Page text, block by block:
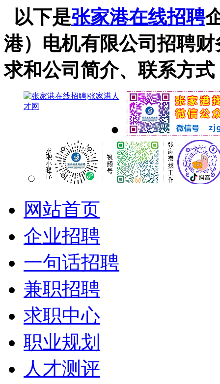
以下是张家港在线招聘
港）电机有限公司招聘
求和公司简介、联系方式
网站首页
企业招聘
一句话招聘
兼职招聘
求职中心
职业规划
人才测评